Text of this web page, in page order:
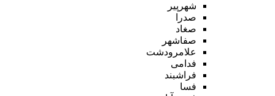
شهرپیر
صدرا
صغاد
صفاشهر
علامرودشت
فدامی
فراشبند
فسا